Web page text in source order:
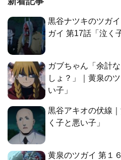
黒谷ナツキのツガ
ガイ 第17話「泣く
ガブちゃん「余計
しょ？」｜黄泉の
い子」
黒谷アキオの伏線
く子と悪い子」
黄泉のツガイ 第１